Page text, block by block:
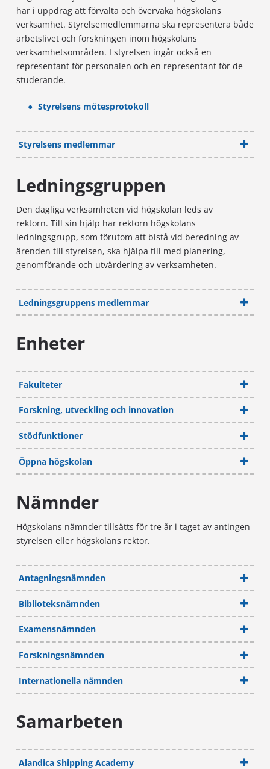
har i uppdrag att förvalta och övervaka högskolans
verksamhet. Styrelsemedlemmarna ska representera både
arbetslivet och forskningen inom högskolans
verksamhetsområden. I styrelsen ingår också en
representant för personalen och en representant för de
studerande.
Styrelsens mötesprotokoll
Styrelsens medlemmar
Ledningsgruppen
Den dagliga verksamheten vid högskolan leds av
rektorn. Till sin hjälp har rektorn högskolans
ledningsgrupp, som förutom att bistå vid beredning av
ärenden till styrelsen, ska hjälpa till med planering,
genomförande och utvärdering av verksamheten.
Ledningsgruppens medlemmar
Enheter
Fakulteter
Forskning, utveckling och innovation
Stödfunktioner
högskolebiblioteket, leds av bibliotekschefen
allmän förvaltning, fastigheter & lokalvård, leds av
administrativa chefen
Öppna högskolan
Nämnder
Högskolans nämnder tillsätts för tre år i taget av antingen
styrelsen eller högskolans rektor.
Antagningsnämnden
Biblioteksnämnden
Examensnämnden
Forskningsnämnden
Internationella nämnden
Samarbeten
Alandica Shipping Academy